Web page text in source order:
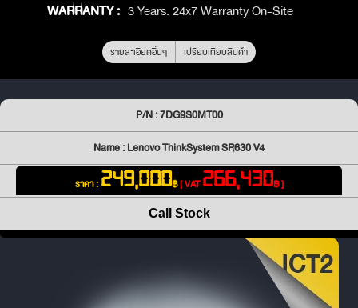
WARRANTY : 3 Years. 24x7 Warranty On-Site
รายละเอียดอื่นๆ เปรียบเทียบสินค้า
P/N : 7DG9S0MT00
Name : Lenovo ThinkSystem SR630 V4
ราคา : 249,000฿[ VAT266,430฿ ]
Call Stock